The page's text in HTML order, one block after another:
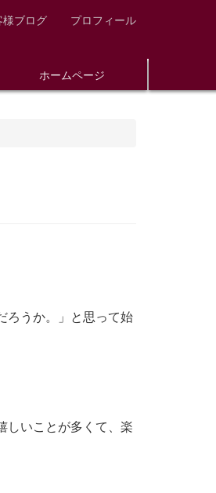
様ブログ プロフィール
ホームページ
ろうか。」と思って始
しいことが多くて、楽